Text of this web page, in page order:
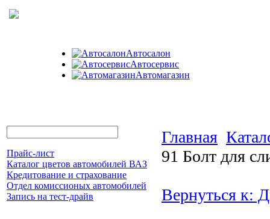
Автосалон
Автосервис
Автомагазин
Прайс-лист
Каталог цветов автомобилей ВАЗ
Кредитование и страхование
Отдел комиссионых автомобилей
Запись на тест-драйв
Главная
91 Болт для
Вернуться к: